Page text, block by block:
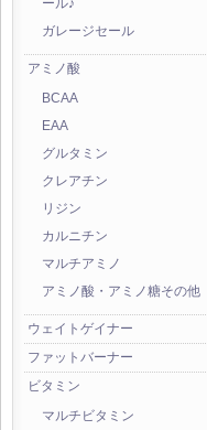
ール♪
ガレージセール
アミノ酸
BCAA
EAA
グルタミン
クレアチン
リジン
カルニチン
マルチアミノ
アミノ酸・アミノ糖その他
ウェイトゲイナー
ファットバーナー
ビタミン
マルチビタミン